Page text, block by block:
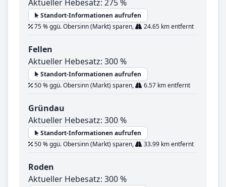
Aktueller Hebesatz: 275 %
Standort-Informationen aufrufen
75 % ggü. Obersinn (Markt) sparen,
24.65 km entfernt
Fellen
Aktueller Hebesatz: 300 %
Standort-Informationen aufrufen
50 % ggü. Obersinn (Markt) sparen,
6.57 km entfernt
Gründau
Aktueller Hebesatz: 300 %
Standort-Informationen aufrufen
50 % ggü. Obersinn (Markt) sparen,
33.99 km entfernt
Roden
Aktueller Hebesatz: 300 %